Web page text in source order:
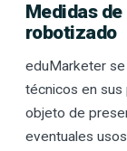
Medidas
robotizado
eduMarketer
técnicos en sus
objeto de
eventuales